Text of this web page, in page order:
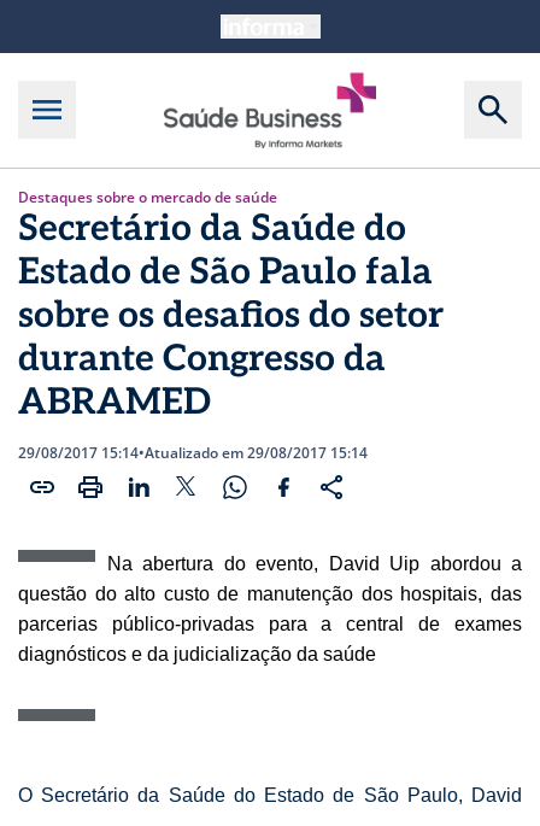
Destaques sobre o mercado de saúde
Secretário da Saúde do
Estado de São Paulo fala
sobre os desafios do setor
durante Congresso da
ABRAMED
29/08/2017 15:14•Atualizado em 29/08/2017 15:14
Na abertura do evento, David Uip abordou a
questão do alto custo de manutenção dos hospitais, das
parcerias público-privadas para a central de exames
diagnósticos e da judicialização da saúde
O Secretário da Saúde do Estado de São Paulo, David